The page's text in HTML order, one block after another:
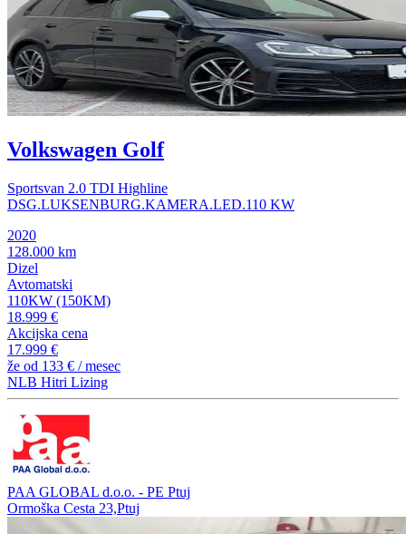
Volkswagen Golf
Sportsvan 2.0 TDI Highline
DSG.LUKSENBURG.KAMERA.LED.110 KW
2020
128.000 km
Dizel
Avtomatski
110KW (150KM)
18.999 €
Akcijska cena
17.999 €
že od 133 € / mesec
NLB Hitri Lizing
PAA GLOBAL d.o.o. - PE Ptuj
Ormoška Cesta 23,Ptuj